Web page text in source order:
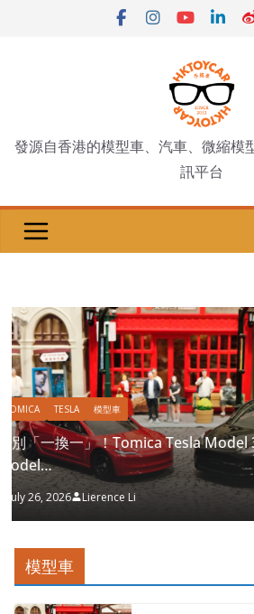
發源自香港的模型車、汽車、微縮模
訊平台
拓意 BUICK 模型車
公務車之王 – 拓意 Xcartoys
July 26, 2026 Lierence Li
模型車